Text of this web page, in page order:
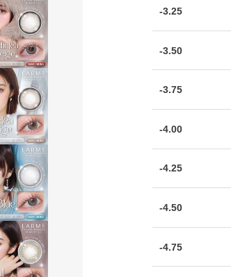
-3.25
-3.50
-3.75
-4.00
-4.25
-4.50
-4.75